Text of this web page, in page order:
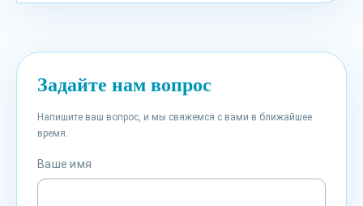
Задайте нам вопрос
Напишите ваш вопрос, и мы свяжемся с вами в ближайшее
время.
Ваше имя